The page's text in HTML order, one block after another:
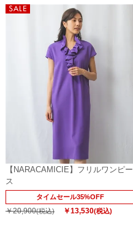
【NARACAMICIE】フリルワンピー
ス
タイムセール35%OFF
￥20,900(税込) ￥13,530(税込)